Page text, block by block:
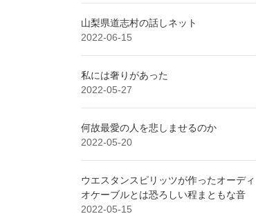
山梨県道志村の話しネット
2022-06-15
私には奢りがあった
2022-05-27
何故最愛の人を悲しませるのか
2022-05-20
ウエスタンスピリッツが作ったオーディ
オケーブルとは恐ろしい程まともな音
2022-05-15